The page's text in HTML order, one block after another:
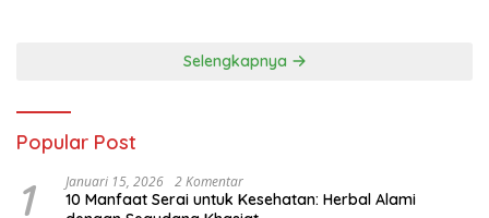
Selengkapnya
Popular Post
1 Januari 15, 2026 2 Komentar
10 Manfaat Serai untuk Kesehatan: Herbal Alami